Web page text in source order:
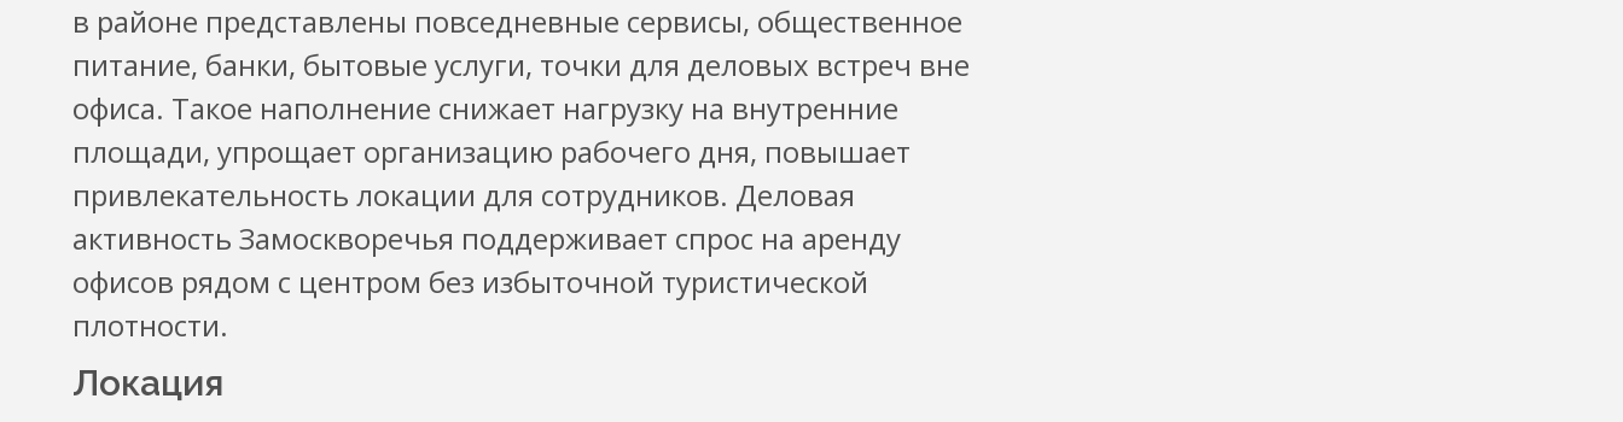
в районе представлены повседневные сервисы, общественное
питание, банки, бытовые услуги, точки для деловых встреч вне
офиса. Такое наполнение снижает нагрузку на внутренние
площади, упрощает организацию рабочего дня, повышает
привлекательность локации для сотрудников. Деловая
активность Замоскворечья поддерживает спрос на аренду
офисов рядом с центром без избыточной туристической
плотности.
Локация